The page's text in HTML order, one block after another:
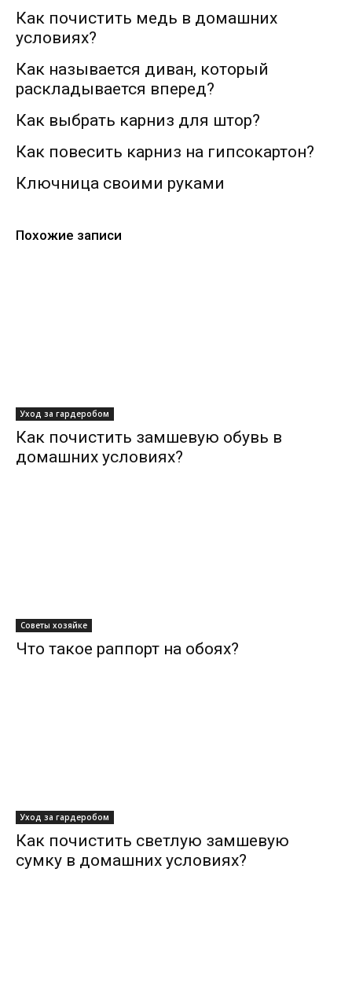
Как почистить медь в домашних
условиях?
Как называется диван, который
раскладывается вперед?
Как выбрать карниз для штор?
Как повесить карниз на гипсокартон?
Ключница своими руками
Похожие записи
Уход за гардеробом
Как почистить замшевую обувь в
домашних условиях?
Советы хозяйке
Что такое раппорт на обоях?
Уход за гардеробом
Как почистить светлую замшевую
сумку в домашних условиях?